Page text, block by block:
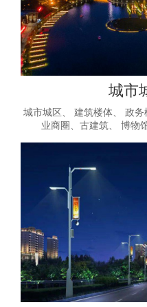
城市
城市城区、 建筑楼体、 政
业商圈、古建筑、 博物